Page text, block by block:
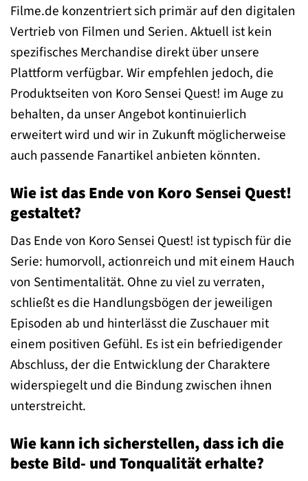
Filme.de konzentriert sich primär auf den digitalen
Vertrieb von Filmen und Serien. Aktuell ist kein
spezifisches Merchandise direkt über unsere
Plattform verfügbar. Wir empfehlen jedoch, die
Produktseiten von Koro Sensei Quest! im Auge zu
behalten, da unser Angebot kontinuierlich
erweitert wird und wir in Zukunft möglicherweise
auch passende Fanartikel anbieten könnten.
Wie ist das Ende von Koro Sensei Quest!
gestaltet?
Das Ende von Koro Sensei Quest! ist typisch für die
Serie: humorvoll, actionreich und mit einem Hauch
von Sentimentalität. Ohne zu viel zu verraten,
schließt es die Handlungsbögen der jeweiligen
Episoden ab und hinterlässt die Zuschauer mit
einem positiven Gefühl. Es ist ein befriedigender
Abschluss, der die Entwicklung der Charaktere
widerspiegelt und die Bindung zwischen ihnen
unterstreicht.
Wie kann ich sicherstellen, dass ich die
beste Bild- und Tonqualität erhalte?